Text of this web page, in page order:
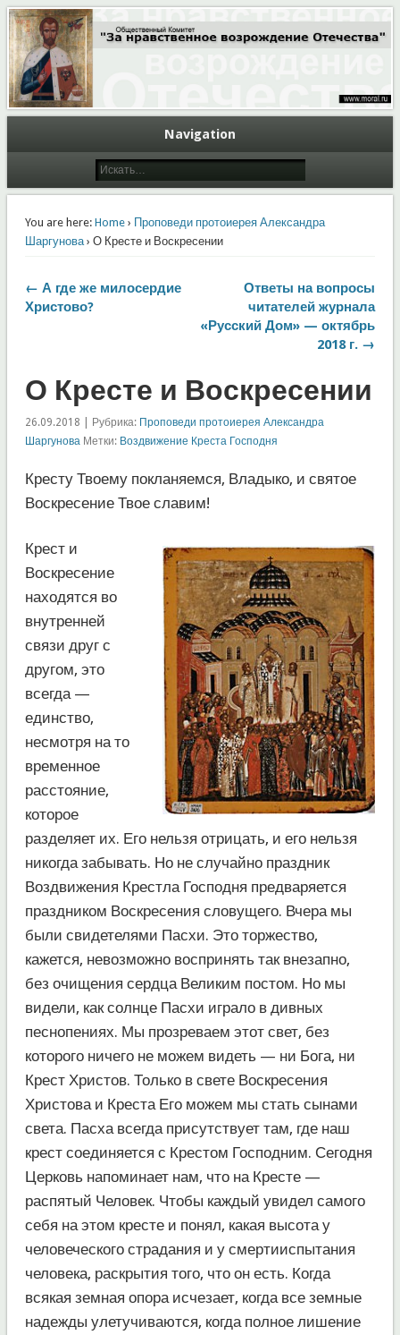
Moral.Ru
Общественный Комитет "За нравственное возрождение Отечества"
Navigation
You are here: Home› Проповеди протоиерея Александра
Шаргунова› О Кресте и Воскресении
← А где же милосердие
Христово?
Ответы на вопросы
читателей журнала
«Русский Дом» — октябрь
2018 г. →
О Кресте и Воскресении
26.09.2018 | Рубрика: Проповеди протоиерея Александра
Шаргунова Метки: Воздвижение Креста Господня
Кресту Твоему покланяемся, Владыко, и святое
Воскресение Твое славим!
Крест и
Воскресение
находятся во
внутренней
связи друг с
другом, это
всегда —
единство,
несмотря на то
временное
расстояние,
которое
разделяет их. Его нельзя отрицать, и его нельзя
никогда забывать. Но не случайно праздник
Воздвижения Крестла Господня предваряется
праздником Воскресения словущего. Вчера мы
были свидетелями Пасхи. Это торжество,
кажется, невозможно воспринять так внезапно,
без очищения сердца Великим постом. Но мы
видели, как солнце Пасхи играло в дивных
песнопениях. Мы прозреваем этот свет, без
которого ничего не можем видеть — ни Бога, ни
Крест Христов. Только в свете Воскресения
Христова и Креста Его можем мы стать сынами
света. Пасха всегда присутствует там, где наш
крест соединяется с Крестом Господним. Сегодня
Церковь напоминает нам, что на Кресте —
распятый Человек. Чтобы каждый увидел самого
себя на этом кресте и понял, какая высота у
человеческого страдания и у смертииспытания
человека, раскрытия того, что он есть. Когда
всякая земная опора исчезает, когда все земные
надежды улетучиваются, когда полное лишение